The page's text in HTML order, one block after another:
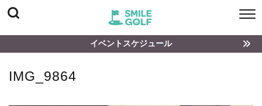
イベントスケジュール
IMG_9864